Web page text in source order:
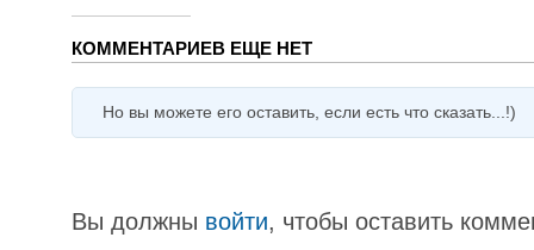
КОММЕНТАРИЕВ ЕЩЕ НЕТ
Но вы можете его оставить, если есть что сказать...!)
Вы должны войти, чтобы оставить